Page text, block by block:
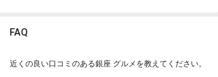
FAQ
近くの良い口コミのある銀座 グルメを教えてください。